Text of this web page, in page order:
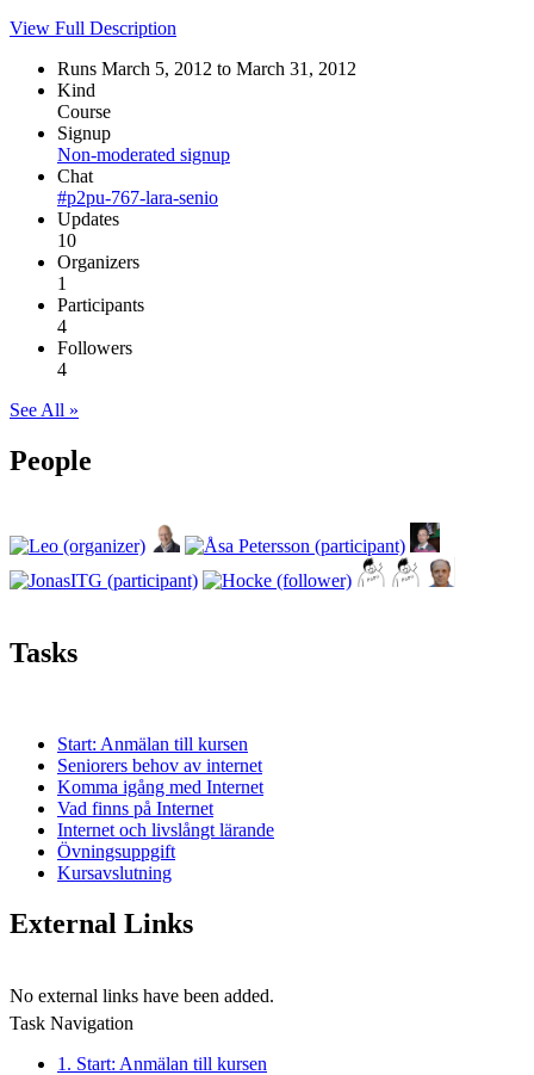
View Full Description
Runs March 5, 2012 to March 31, 2012
Kind
Course
Signup
Non-moderated signup
Chat
#p2pu-767-lara-senio
Updates
10
Organizers
1
Participants
4
Followers
4
See All »
People
Tasks
Start: Anmälan till kursen
Seniorers behov av internet
Komma igång med Internet
Vad finns på Internet
Internet och livslångt lärande
Övningsuppgift
Kursavslutning
External Links
No external links have been added.
Task Navigation
1. Start: Anmälan till kursen